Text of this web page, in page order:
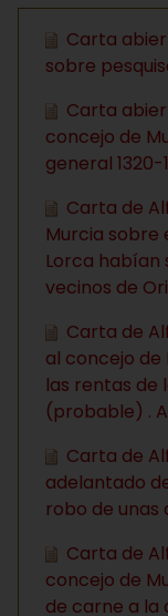
Carta
sobre
Carta
concejo de
general 1320-
Carta de
Murcia sobre
Lorca
vecinos de
Carta de
al concejo de
las rentas de
(probable) .
Carta de
adelantado
robo de unas
Carta de
concejo de
de carne a la